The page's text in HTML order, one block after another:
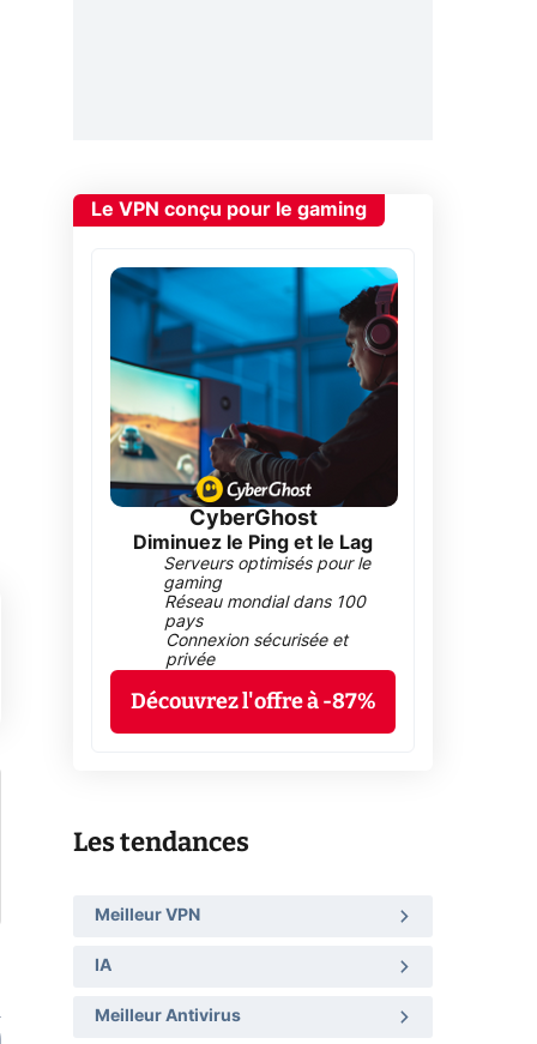
Le VPN conçu pour le gaming
CyberGhost
Diminuez le Ping et le Lag
Serveurs optimisés pour le
gaming
Réseau mondial dans 100
pays
Connexion sécurisée et
privée
Découvrez l'offre à -87%
Les tendances
Meilleur VPN
IA
Meilleur Antivirus